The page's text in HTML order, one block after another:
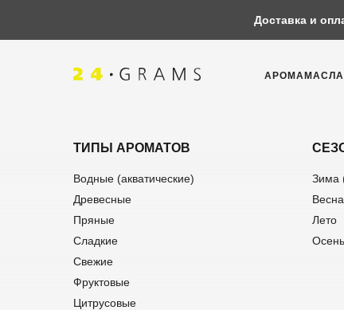
Доставка и
АРОМАМАСЛА
Корзина
ТИПЫ АРОМАТОВ
Водные (акватические)
Древесные
Пряные
Свежие
Сладкие Осень
Лето
Весна
Зима
Фруктовые
Цитрусовые